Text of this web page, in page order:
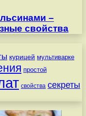
–
свойства
курицей мультиварке
простой
свойства секреты